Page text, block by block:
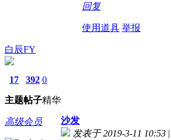
回复
使用道具 举报
白辰FY
17
主题
392
帖子
0
精华
高级会员
沙发
发表于 2019-3-11 10:53 |